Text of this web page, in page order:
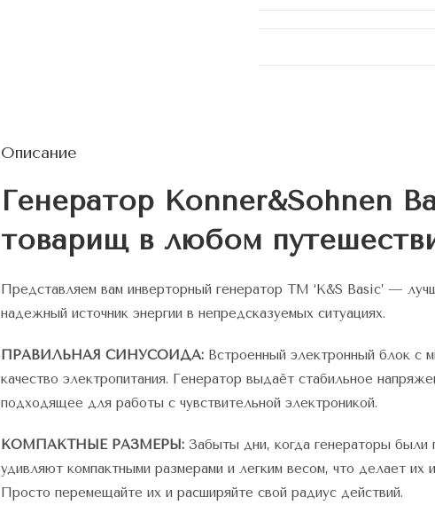
Описание
Генератор Konner&Sohnen
товарищ в любом
Представляем вам инверторный генератор TM ‘K&S Basic’ —
надежный источник энергии в непредсказуемых ситуациях.
ПРАВИЛЬНАЯ СИНУСОИДА: Встроенный электронный блок с
качество электропитания. Генератор выдаёт стабильное
подходящее для работы с чувствительной электроникой.
КОМПАКТНЫЕ РАЗМЕРЫ: Забыты дни, когда генераторы
удивляют компактными размерами и легким весом, что делает их
Просто перемещайте их и расширяйте свой радиус действий.